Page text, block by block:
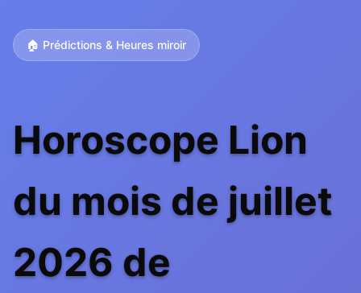
🏠 Prédictions & Heures miroir
Horoscope Lion
du mois de juillet
2026 de